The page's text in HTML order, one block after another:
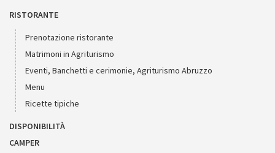
RISTORANTE
Prenotazione ristorante
Matrimoni in Agriturismo
Eventi, Banchetti e cerimonie, Agriturismo Abruzzo
Menu
Ricette tipiche
DISPONIBILITÀ
CAMPER